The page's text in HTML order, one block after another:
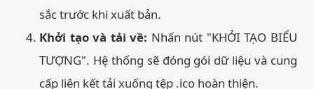
sắc trước khi xuất bản.
Khởi tạo và tải về: Nhấn nút "KHỞI TẠO BIỂU
TƯỢNG". Hệ thống sẽ đóng gói dữ liệu và cung
cấp liên kết tải xuống tệp .ico hoàn thiện.